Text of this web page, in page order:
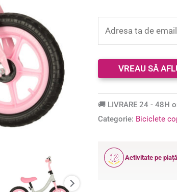
🚚 LIVRARE 24 - 48H
Categorie: Biciclete
12
ANI
Activitate pe piață